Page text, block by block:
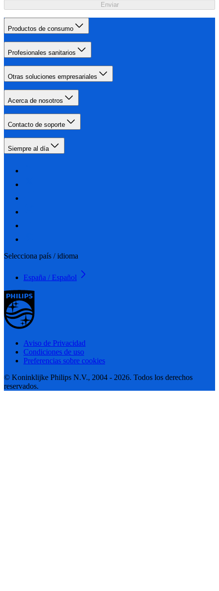
Enviar
Productos de consumo
Profesionales sanitarios
Otras soluciones empresariales
Acerca de nosotros
Contacto de soporte
Siempre al día
Selecciona país / idioma
España / Español
Aviso de Privacidad
Condiciones de uso
Preferencias sobre cookies
© Koninklijke Philips N.V., 2004 - 2026. Todos los derechos
reservados.